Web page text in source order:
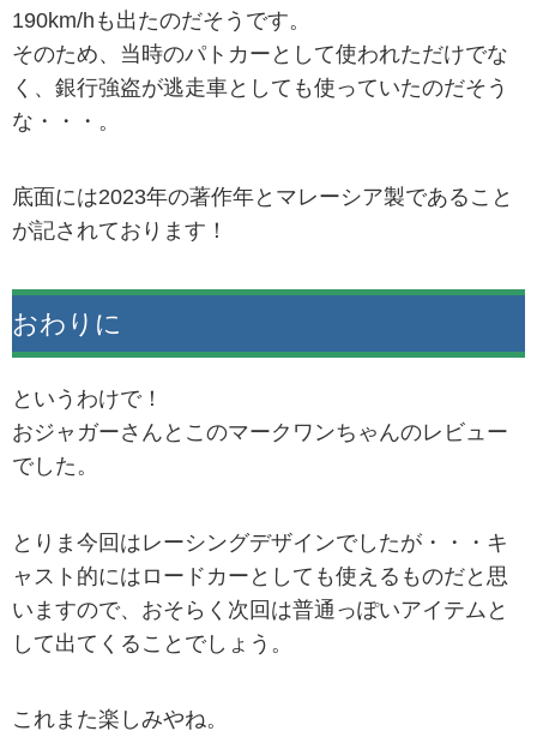
190km/hも出たのだそうです。
そのため、当時のパトカーとして使われただけでな
く、銀行強盗が逃走車としても使っていたのだそう
な・・・。
底面には2023年の著作年とマレーシア製であること
が記されております！
おわりに
というわけで！
おジャガーさんとこのマークワンちゃんのレビュー
でした。
とりま今回はレーシングデザインでしたが・・・キ
ャスト的にはロードカーとしても使えるものだと思
いますので、おそらく次回は普通っぽいアイテムと
して出てくることでしょう。
これまた楽しみやね。